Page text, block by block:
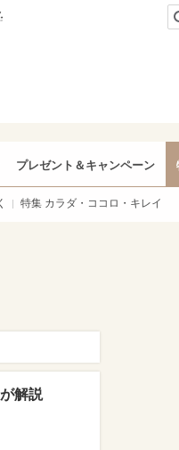
プレゼント＆キャンペーン
特集 カラダ・ココロ・キレイ
解説